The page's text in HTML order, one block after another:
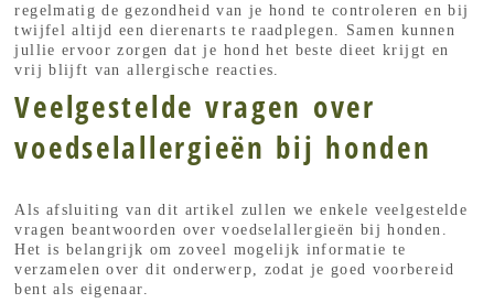
regelmatig de gezondheid van je hond te controleren en bij
twijfel altijd een dierenarts te raadplegen. Samen kunnen
jullie ervoor zorgen dat je hond het beste dieet krijgt en
vrij blijft van allergische reacties.
Veelgestelde vragen over
voedselallergieën bij honden
Als afsluiting van dit artikel zullen we enkele veelgestelde
vragen beantwoorden over voedselallergieën bij honden.
Het is belangrijk om zoveel mogelijk informatie te
verzamelen over dit onderwerp, zodat je goed voorbereid
bent als eigenaar.